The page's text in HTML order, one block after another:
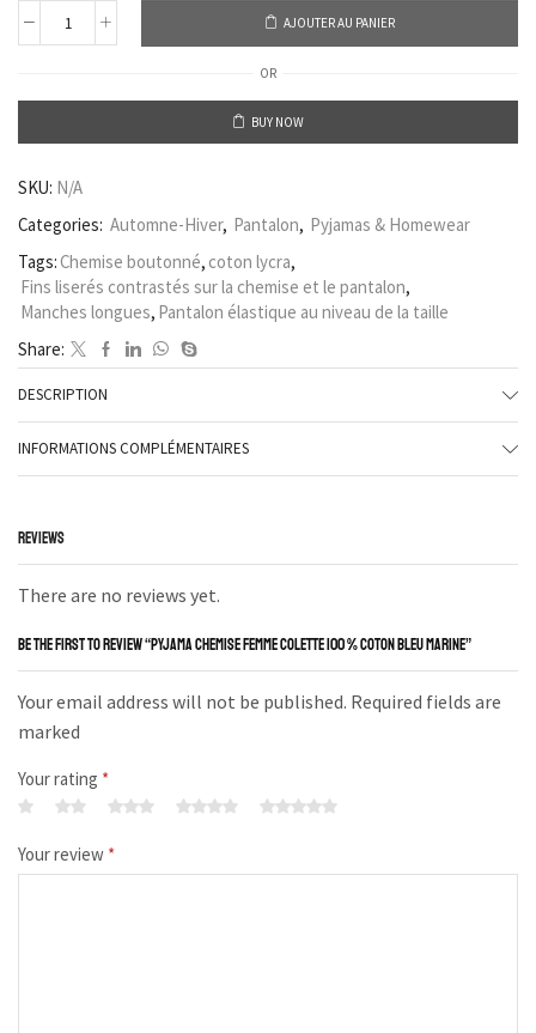
AJOUTER AU PANIER
OR
BUY NOW
SKU: N/A
Categories: Automne-Hiver, Pantalon, Pyjamas & Homewear
Tags: Chemise boutonné, coton lycra,
Fins liserés contrastés sur la chemise et le pantalon,
Manches longues, Pantalon élastique au niveau de la taille
Share:
DESCRIPTION
INFORMATIONS COMPLÉMENTAIRES
REVIEWS
There are no reviews yet.
BE THE FIRST TO REVIEW “PYJAMA CHEMISE FEMME COLETTE 100 % COTON BLEU MARINE”
Your email address will not be published. Required fields are
marked
Your rating *
Your review *